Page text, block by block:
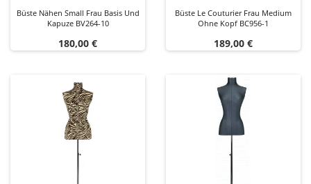
Büste Nähen Small Frau Basis Und
Kapuze BV264-10
Preis
180,00 €
Büste Le Couturier Frau Medium
Ohne Kopf BC956-1
Preis
189,00 €